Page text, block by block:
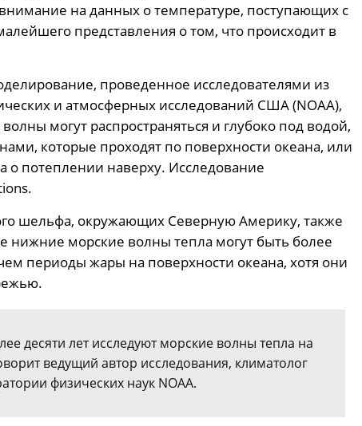
на данных о температуре, поступающих с
представления о том, что происходит в
проведенное исследователями из
и атмосферных исследований США (NOAA),
могут распространяться и глубоко под водой,
которые проходят по поверхности океана, или
о потеплении наверху. Исследование
шельфа, окружающих Северную Америку, также
нижние морские волны тепла могут быть более
периоды жары на поверхности океана, хотя они
десяти лет исследуют морские волны тепла на
ведущий автор исследования, климатолог
физических наук NOAA.